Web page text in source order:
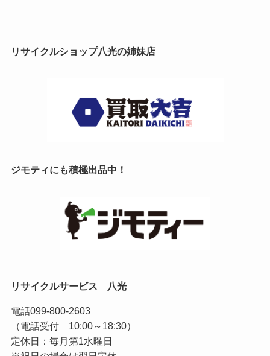
リサイクルショップ八光の姉妹店
ジモティにも積極出品中！
リサイクルサービス 八光
電話099-800-2603
（電話受付 10:00～18:30）
定休日：毎月第1水曜日